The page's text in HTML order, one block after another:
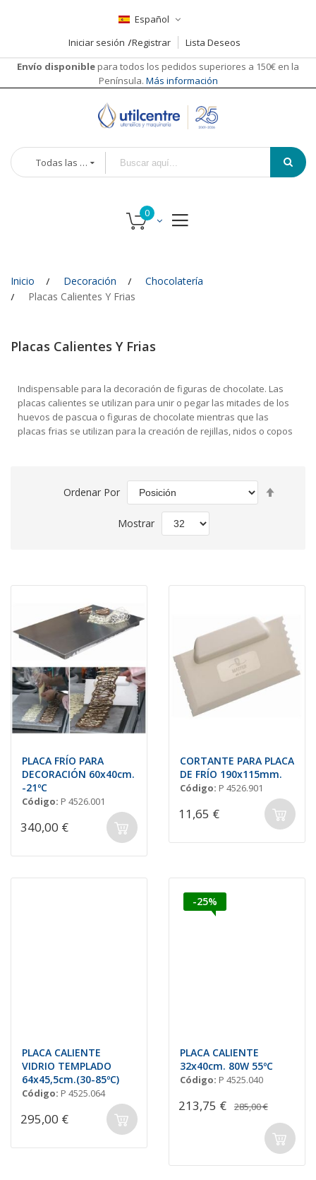
Español
Iniciar sesión
Registrar
Lista Deseos
Envío disponible para todos los pedidos superiores a 150€ en la
Península. Más información
Todas las categorías
Inicio Decoración
Chocolatería
Placas Calientes Y Frias
Placas Calientes Y Frias
Indispensable para la decoración de figuras de chocolate. Las
placas calientes se utilizan para unir o pegar las mitades de los
huevos de pascua o figuras de chocolate mientras que las
placas frias se utilizan para la creación de rejillas, nidos o copos
Ordenar Por
Mostrar
PLACA FRÍO PARA
DECORACIÓN 60x40cm.
-21ºC
Código: P 4526.001
340,00 €
CORTANTE PARA PLACA
DE FRÍO 190x115mm.
Código: P 4526.901
11,65 €
PLACA CALIENTE
VIDRIO TEMPLADO
64x45,5cm.(30-85ºC)
Código: P 4525.064
295,00 €
-25%
PLACA CALIENTE
32x40cm. 80W 55ºC
Código: P 4525.040
213,75 € 285,00 €